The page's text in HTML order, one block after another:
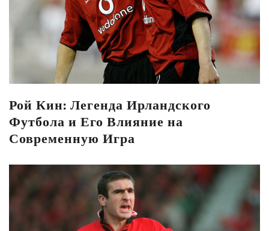
Рой Кин: Легенда Ирландского
Футбола и Его Влияние на
Современную Игра